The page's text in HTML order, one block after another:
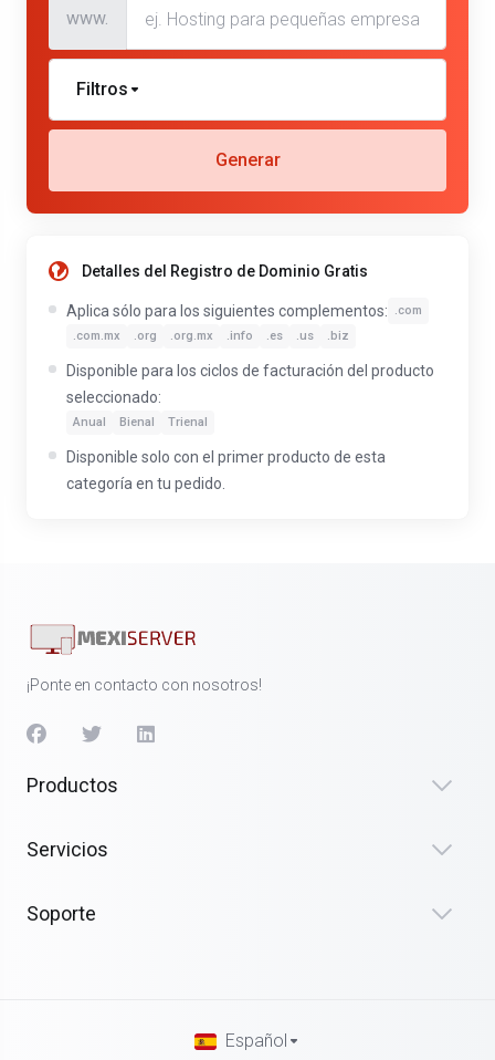
www.
Filtros
Generar
Detalles del Registro de Dominio Gratis
Aplica sólo para los siguientes complementos:
.com
.com.mx
.org .org.mx .info .es .us .biz
Disponible para los ciclos de facturación del producto
seleccionado:
Anual Bienal Trienal
Disponible solo con el primer producto de esta
categoría en tu pedido.
¡Ponte en contacto con nosotros!
Productos
Servicios
Soporte
Español